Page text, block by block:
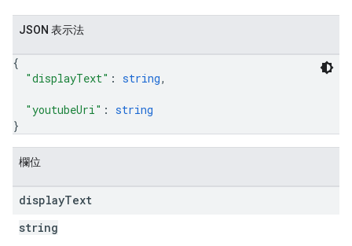
JSON 表示法
{
"displayText" : string,
"youtubeUri" : string
}
欄位
displayText
string